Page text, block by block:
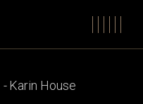
Karin House